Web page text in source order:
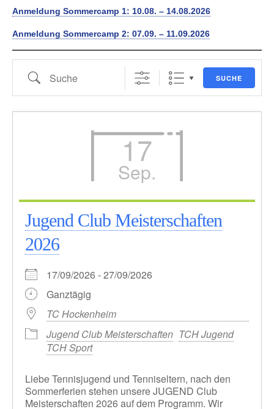
Anmeldung Sommercamp 1: 10.08. – 14.08.2026
Anmeldung Sommercamp 2: 07.09. – 11.09.2026
Suche SUCHE
17
Sep.
Jugend Club Meisterschaften
2026
17/09/2026 - 27/09/2026
Ganztägig
TC Hockenheim
Jugend Club Meisterschaften TCH Jugend
TCH Sport
Liebe Tennisjugend und Tenniseltern, nach den
Sommerferien stehen unsere JUGEND Club
Meisterschaften 2026 auf dem Programm. Wir